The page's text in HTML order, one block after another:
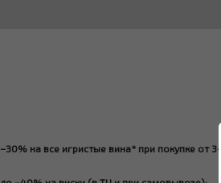
–30% на все игристые вина* при покупке от